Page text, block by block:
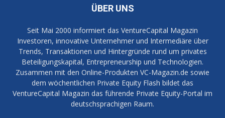
ÜBER UNS
Seit Mai 2000 informiert das VentureCapital Magazin
Investoren, innovative Unternehmer und Intermediäre über
Trends, Transaktionen und Hintergründe rund um privates
Beteiligungskapital, Entrepreneurship und Technologien.
Zusammen mit den Online-Produkten VC-Magazin.de sowie
dem wöchentlichen Private Equity Flash bildet das
VentureCapital Magazin das führende Private Equity-Portal im
deutschsprachigen Raum.